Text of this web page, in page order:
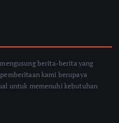
berita-berita yang
kami berupaya
untuk memenuhi kebutuhan